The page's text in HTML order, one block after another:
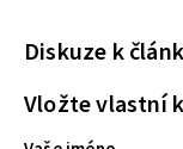
Diskuze k
Vložte vlastní